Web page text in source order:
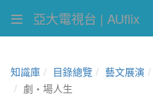
亞大電視台 | AUflix
知識庫 目錄總覽 藝文展演
劇‧場人生